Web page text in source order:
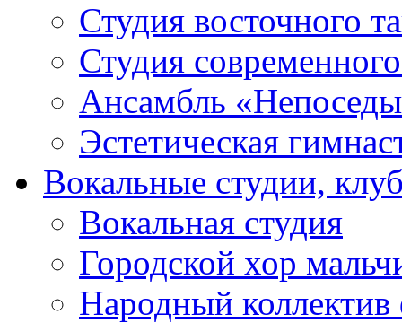
Студия восточного
Студия
Ансамбль
Эстетическая
Вокальные студии,
Вокальная студия
Городской хор
Народный коллектив